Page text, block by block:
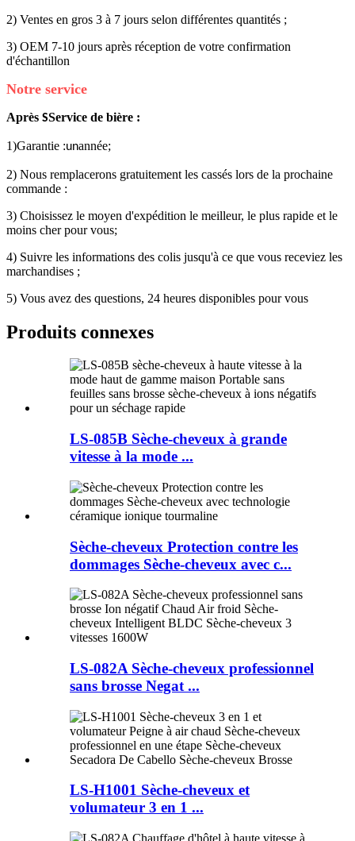
2) Ventes en gros 3 à 7 jours selon différentes quantités ;
3) OEM 7-10 jours après réception de votre confirmation
d'échantillon
Notre service
Après SService de bière :
1)Garantie :unannée;
2) Nous remplacerons gratuitement les cassés lors de la prochaine
commande :
3) Choisissez le moyen d'expédition le meilleur, le plus rapide et le
moins cher pour vous;
4) Suivre les informations des colis jusqu'à ce que vous receviez les
marchandises ;
5) Vous avez des questions, 24 heures disponibles pour vous
Produits connexes
LS-085B Sèche-cheveux à grande
vitesse à la mode ...
Sèche-cheveux Protection contre les
dommages Sèche-cheveux avec c...
LS-082A Sèche-cheveux professionnel
sans brosse Negat ...
LS-H1001 Sèche-cheveux et
volumateur 3 en 1 ...